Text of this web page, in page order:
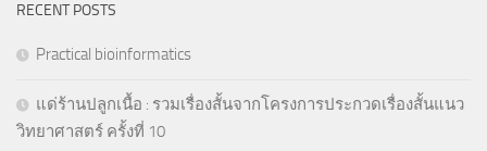
RECENT POSTS
Practical bioinformatics
แด่ร้านปลูกเนื้อ : รวมเรื่องสั้นจากโครงการประกวดเรื่องสั้นแนว
วิทยาศาสตร์ ครั้งที่ 10